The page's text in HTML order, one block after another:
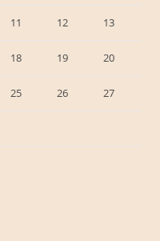
11 12 13
18 19 20
25 26 27